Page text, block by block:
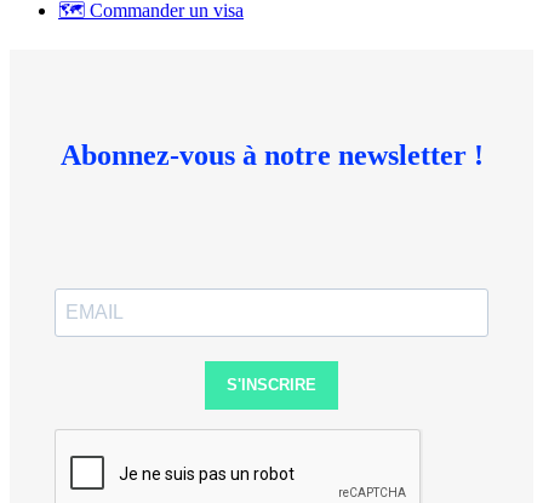
🗺 Commander un visa
Abonnez-vous à notre newsletter !
S'INSCRIRE